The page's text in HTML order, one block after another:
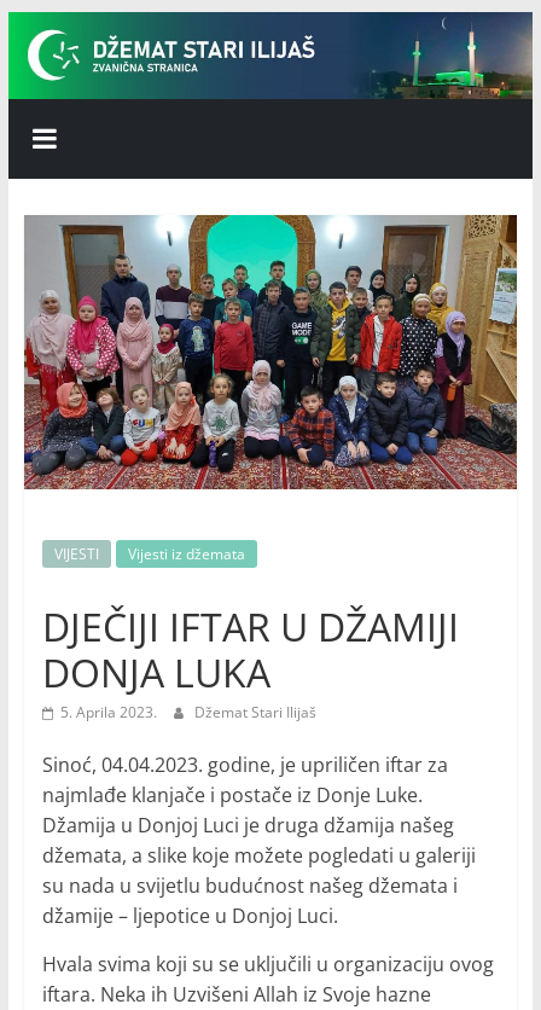
Skip
content
Džemat
Stari
Ilijaš
VIJESTI Vijesti iz džemata
DJEČIJI IFTAR U DŽAMIJI
DONJA LUKA
5. Aprila 2023. Džemat Stari Ilijaš
Sinoć, 04.04.2023. godine, je upriličen iftar za
najmlađe klanjače i postače iz Donje Luke.
Džamija u Donjoj Luci je druga džamija našeg
džemata, a slike koje možete pogledati u galeriji
su nada u svijetlu budućnost našeg džemata i
džamije – ljepotice u Donjoj Luci.
Hvala svima koji su se uključili u organizaciju ovog
iftara. Neka ih Uzvišeni Allah iz Svoje hazne